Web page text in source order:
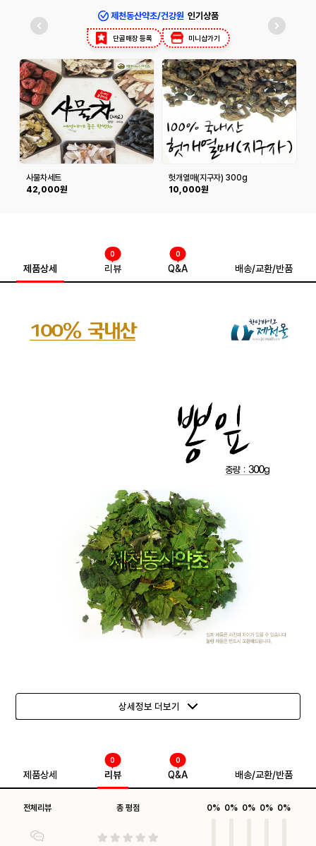
제천동산약초/건강원 인기상품
단골매장 등록 미니샵가기
사물차세트
42,000원
헛개열매(지구자) 300g
10,000원
제품상세 리뷰
0
Q&A
0
배송/교환/반품
상세정보 더보기
제품상세 리뷰
0
Q&A
0
배송/교환/반품
전체리뷰 총 평점 0% 0% 0% 0% 0%